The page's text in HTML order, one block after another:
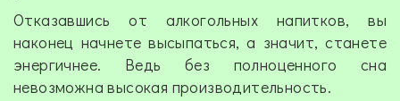
Отказавшись от алкогольных напитков, вы
наконец начнете высыпаться, а значит, станете
энергичнее. Ведь без полноценного сна
невозможна высокая производительность.